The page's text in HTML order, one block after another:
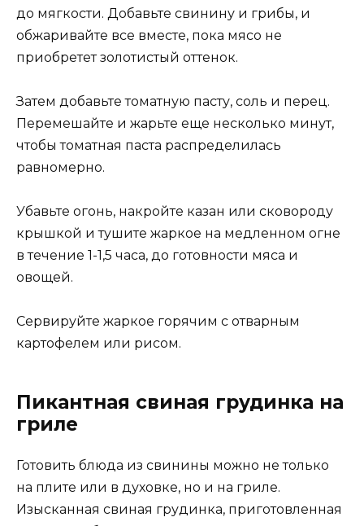
до мягкости. Добавьте свинину и грибы, и
обжаривайте все вместе, пока мясо не
приобретет золотистый оттенок.
Затем добавьте томатную пасту, соль и перец.
Перемешайте и жарьте еще несколько минут,
чтобы томатная паста распределилась
равномерно.
Убавьте огонь, накройте казан или сковороду
крышкой и тушите жаркое на медленном огне
в течение 1-1,5 часа, до готовности мяса и
овощей.
Сервируйте жаркое горячим с отварным
картофелем или рисом.
Пикантная свиная грудинка на
гриле
Готовить блюда из свинины можно не только
на плите или в духовке, но и на гриле.
Изысканная свиная грудинка, приготовленная